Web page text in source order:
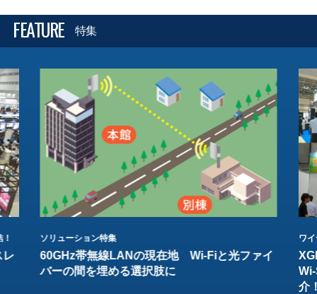
FEATURE 特集
レ
ソリューション特集
60GHz帯無線LANの現在地 Wi-Fiと光ファイ
バーの間を埋める選択肢に
ワ
介